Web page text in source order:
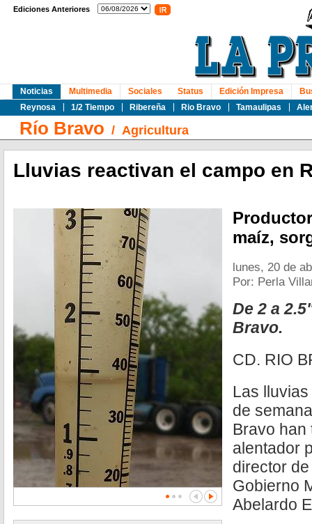
Ediciones Anteriores
Noticias
Reynosa
1/2 Tiempo Ribereña Rio Bravo Tamaulipas
Multimedia Sociales Status Edición Impresa
Río Bravo / Agricultura
Lluvias reactivan el campo en
maíz,
lunes, 20 de
Por: Perla
De 2 a
Bravo.
CD. RIO
Las
de
Bravo
alentador
director
Gobierno
Abelardo